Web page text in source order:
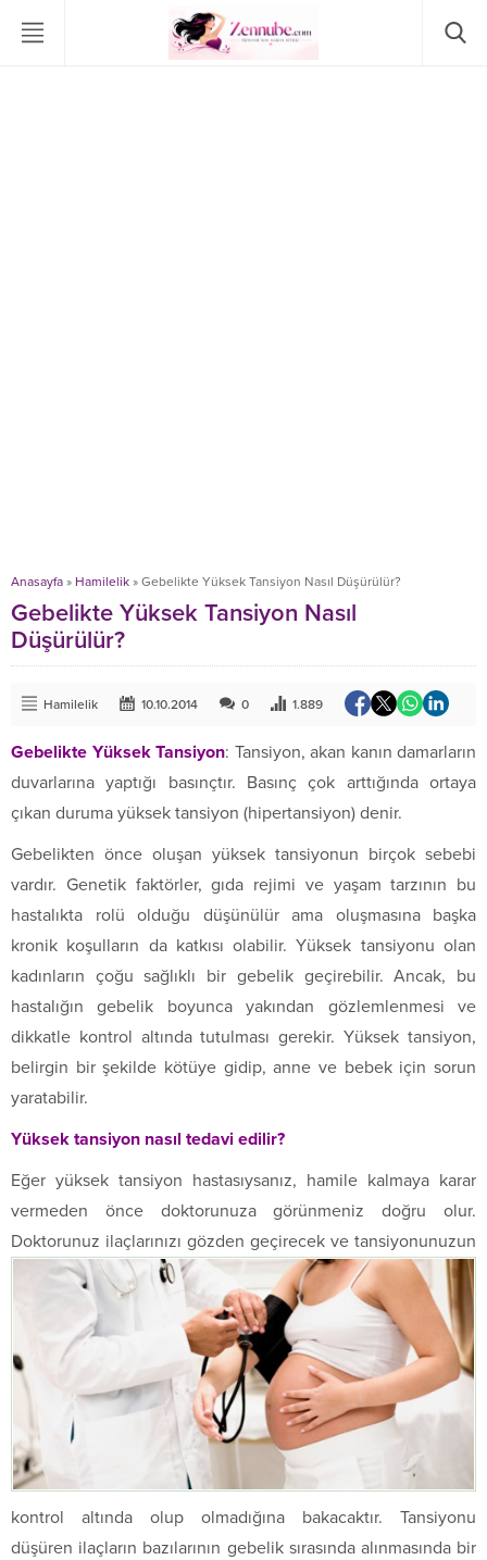
Anasayfa » Hamilelik » Gebelikte Yüksek Tansiyon Nasıl Düşürülür?
Gebelikte Yüksek Tansiyon Nasıl
Düşürülür?
Hamilelik 10.10.2014 0 1.889
Gebelikte Yüksek Tansiyon: Tansiyon, akan kanın damarların
duvarlarına yaptığı basınçtır. Basınç çok arttığında ortaya
çıkan duruma yüksek tansiyon (hipertansiyon) denir.
Gebelikten önce oluşan yüksek tansiyonun birçok sebebi
vardır. Genetik faktörler, gıda rejimi ve yaşam tarzının bu
hastalıkta rolü olduğu düşünülür ama oluşmasına başka
kronik koşulların da katkısı olabilir. Yüksek tansiyonu olan
kadınların çoğu sağlıklı bir gebelik geçirebilir. Ancak, bu
hastalığın gebelik boyunca yakından gözlemlenmesi ve
dikkatle kontrol altında tutulması gerekir. Yüksek tansiyon,
belirgin bir şekilde kötüye gidip, anne ve bebek için sorun
yaratabilir.
Yüksek tansiyon nasıl tedavi edilir?
Eğer yüksek tansiyon hastasıysanız, hamile kalmaya karar
vermeden önce doktorunuza görünmeniz doğru olur.
Doktorunuz ilaçlarınızı gözden geçirecek ve tansiyonunuzun
kontrol altında olup olmadığına bakacaktır. Tansiyonu
düşüren ilaçların bazılarının gebelik sırasında alınmasında bir